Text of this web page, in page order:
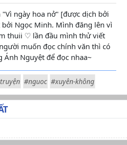
ngày hoa nở" [được dịch bởi
Ngọc Minh. Mình đăng lên vì
thuii ♡ lần đầu mình thử viết
muốn đọc chính văn thì có
Ánh Nguyệt để đọc nhaa~
#nguoc #xuyên-không